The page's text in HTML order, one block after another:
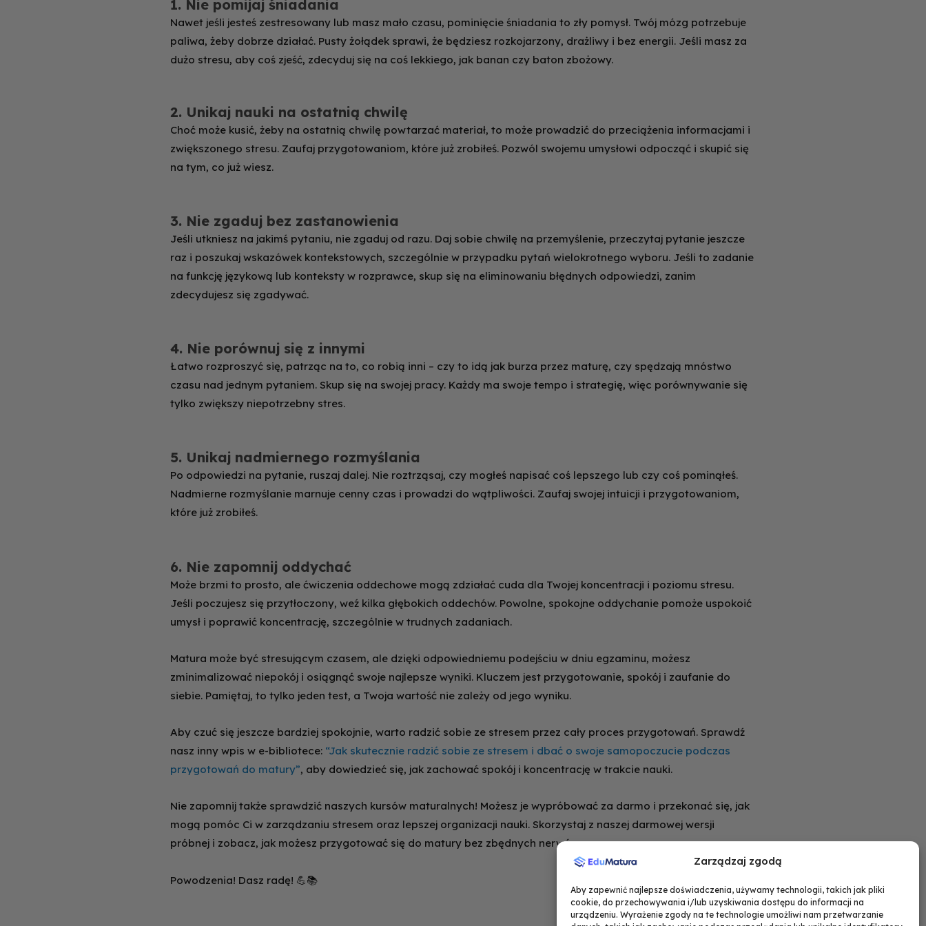
Zarządzaj zgodą
Aby zapewnić najlepsze doświadczenia, używamy technologii, takich jak pliki
cookie, do przechowywania i/lub uzyskiwania dostępu do informacji na
urządzeniu. Wyrażenie zgody na te technologie umożliwi nam przetwarzanie
1. Nie pomijaj śniadania
Nawet jeśli jesteś zestresowany lub masz mało czasu, pominięcie śniadania to zły pomysł. Twój mózg potrzebuje
paliwa, żeby dobrze działać. Pusty żołądek sprawi, że będziesz rozkojarzony, drażliwy i bez energii. Jeśli masz za
dużo stresu, aby coś zjeść, zdecyduj się na coś lekkiego, jak banan czy baton zbożowy.
2. Unikaj nauki na ostatnią chwilę
Choć może kusić, żeby na ostatnią chwilę powtarzać materiał, to może prowadzić do przeciążenia informacjami i
zwiększonego stresu. Zaufaj przygotowaniom, które już zrobiłeś. Pozwól swojemu umysłowi odpocząć i skupić się
na tym, co już wiesz.
3. Nie zgaduj bez zastanowienia
Jeśli utkniesz na jakimś pytaniu, nie zgaduj od razu. Daj sobie chwilę na przemyślenie, przeczytaj pytanie jeszcze
raz i poszukaj wskazówek kontekstowych, szczególnie w przypadku pytań wielokrotnego wyboru. Jeśli to zadanie
na funkcję językową lub konteksty w rozprawce, skup się na eliminowaniu błędnych odpowiedzi, zanim
zdecydujesz się zgadywać.
4. Nie porównuj się z innymi
Łatwo rozproszyć się, patrząc na to, co robią inni – czy to idą jak burza przez maturę, czy spędzają mnóstwo
czasu nad jednym pytaniem. Skup się na swojej pracy. Każdy ma swoje tempo i strategię, więc porównywanie się
tylko zwiększy niepotrzebny stres.
5. Unikaj nadmiernego rozmyślania
Po odpowiedzi na pytanie, ruszaj dalej. Nie roztrząsaj, czy mogłeś napisać coś lepszego lub czy coś pominąłeś.
Nadmierne rozmyślanie marnuje cenny czas i prowadzi do wątpliwości. Zaufaj swojej intuicji i przygotowaniom,
które już zrobiłeś.
6. Nie zapomnij oddychać
Może brzmi to prosto, ale ćwiczenia oddechowe mogą zdziałać cuda dla Twojej koncentracji i poziomu stresu.
Jeśli poczujesz się przytłoczony, weź kilka głębokich oddechów. Powolne, spokojne oddychanie pomoże uspokoić
umysł i poprawić koncentrację, szczególnie w trudnych zadaniach.
Matura może być stresującym czasem, ale dzięki odpowiedniemu podejściu w dniu egzaminu, możesz
zminimalizować niepokój i osiągnąć swoje najlepsze wyniki. Kluczem jest przygotowanie, spokój i zaufanie do
siebie. Pamiętaj, to tylko jeden test, a Twoja wartość nie zależy od jego wyniku.
Aby czuć się jeszcze bardziej spokojnie, warto radzić sobie ze stresem przez cały proces przygotowań. Sprawdź
nasz inny wpis w e-bibliotece: “Jak skutecznie radzić sobie ze stresem i dbać o swoje samopoczucie podczas
przygotowań do matury”, aby dowiedzieć się, jak zachować spokój i koncentrację w trakcie nauki.
Nie zapomnij także sprawdzić naszych kursów maturalnych! Możesz je wypróbować za darmo i przekonać się, jak
mogą pomóc Ci w zarządzaniu stresem oraz lepszej organizacji nauki. Skorzystaj z naszej darmowej wersji
próbnej i zobacz, jak możesz przygotować się do matury bez zbędnych nerwów.
Powodzenia! Dasz radę! 💪📚